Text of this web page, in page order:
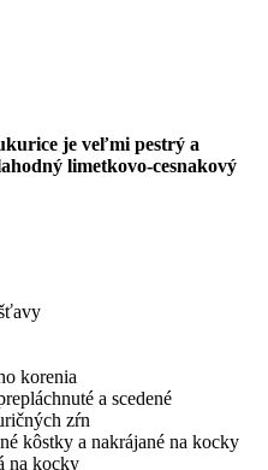
je veľmi pestrý a
limetkovo-cesnakový
korenia
a scedené
zŕn
kôstky a nakrájané na kocky
na kocky